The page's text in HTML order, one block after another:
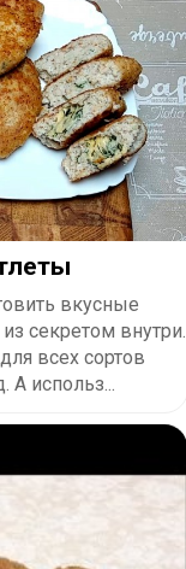
вкусные
секретом внутри.
всех сортов
использ...